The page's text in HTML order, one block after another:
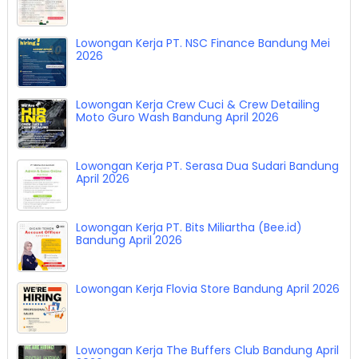
Lowongan Kerja PT. NSC Finance Bandung Mei
2026
Lowongan Kerja Crew Cuci & Crew Detailing
Moto Guro Wash Bandung April 2026
Lowongan Kerja PT. Serasa Dua Sudari Bandung
April 2026
Lowongan Kerja PT. Bits Miliartha (Bee.id)
Bandung April 2026
Lowongan Kerja Flovia Store Bandung April 2026
Lowongan Kerja The Buffers Club Bandung April